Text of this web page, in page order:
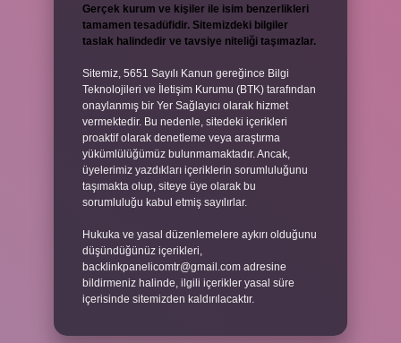
Gerçek kurum ve kişiler ile isim benzerlikleri
tamamen tesadüfidir. Sitemizdeki bilgiler
taslak halindedir ve tavsiye niteliği taşımazlar.
Sitemiz, 5651 Sayılı Kanun gereğince Bilgi
Teknolojileri ve İletişim Kurumu (BTK) tarafından
onaylanmış bir Yer Sağlayıcı olarak hizmet
vermektedir. Bu nedenle, sitedeki içerikleri
proaktif olarak denetleme veya araştırma
yükümlülüğümüz bulunmamaktadır. Ancak,
üyelerimiz yazdıkları içeriklerin sorumluluğunu
taşımakta olup, siteye üye olarak bu
sorumluluğu kabul etmiş sayılırlar.
Hukuka ve yasal düzenlemelere aykırı olduğunu
düşündüğünüz içerikleri,
backlinkpanelicomtr@gmail.com adresine
bildirmeniz halinde, ilgili içerikler yasal süre
içerisinde sitemizden kaldırılacaktır.